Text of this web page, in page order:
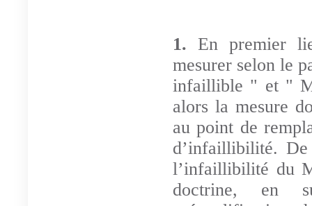
1. En premier
mesurer selon le
infaillible " et "
alors la mesure
au point de
d’infaillibilité.
l’infaillibilité du
doctrine, en